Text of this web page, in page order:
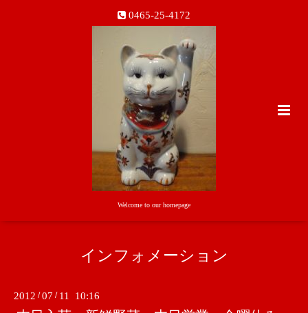
0465-25-4172
Welcome to our homepage
インフォメーション
2012 /07 / 11 10:16